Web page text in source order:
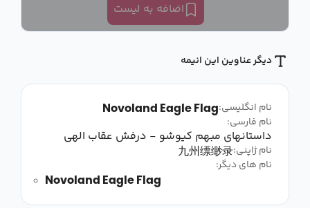
اضافه به لیست
دیگر عناوین این انیمه
نام انگلیسی:Novoland Eagle Flag
نام فارسی:
داستانهای مبهم کیوشو - درفش عقاب الهی
نام ژاپنی:九州缥缈录
نام های دیگر:
Novoland Eagle Flag